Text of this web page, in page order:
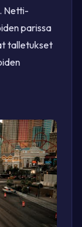
Netti-
parissa
talletukset